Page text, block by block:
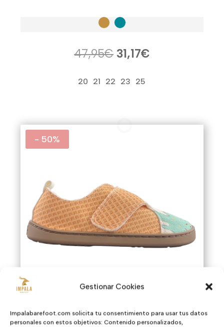
Gestionar Cookies
Impalabarefoot.com solicita tu consentimiento para usar tus datos
personales con estos objetivos: Contenido personalizados,
47,95€ El
original
31,17€El
20 21 22 23 25
- 50%